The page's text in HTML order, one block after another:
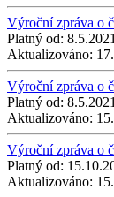
Výroční zpráva o
Platný od:
Aktualizováno:
Výroční zpráva o
Platný od:
Aktualizováno:
Výroční zpráva o
Platný od:
Aktualizováno: